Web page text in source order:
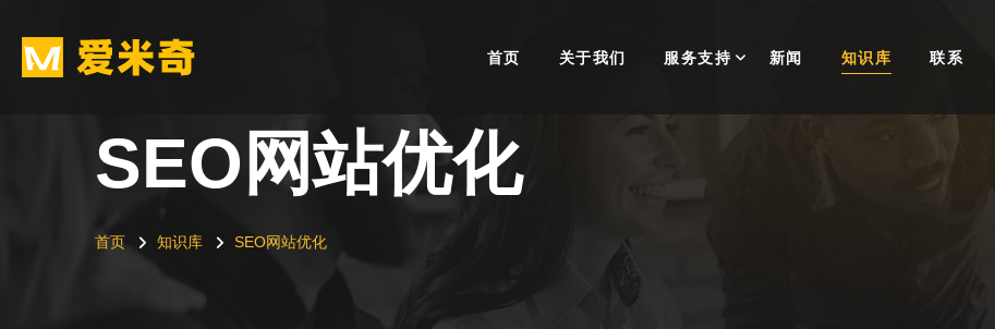
首页 关于我们 服务支持 新闻 知识库 联系
SEO网站优化
首页 知识库 SEO网站优化